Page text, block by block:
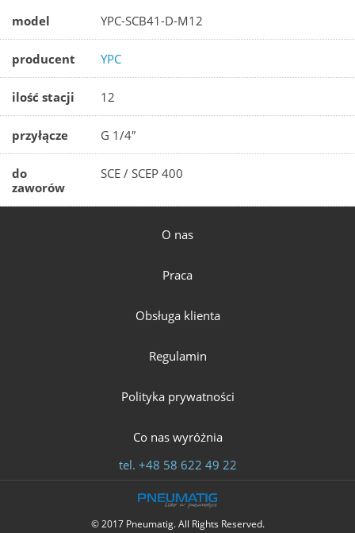
model YPC-SCB41-D-M12
producent YPC
ilość stacji 12
przyłącze G 1/4″
do
zaworów
SCE / SCEP 400
O nas
Praca
Obsługa klienta
Regulamin
Polityka prywatności
Co nas wyróżnia
tel. +48 58 622 49 22
© 2017 Pneumatig. All Rights Reserved.